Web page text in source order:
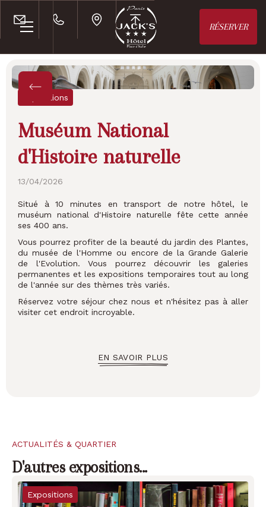
RÉSERVER
Expositions
Muséum National
d'Histoire naturelle
13/04/2026
Situé à 10 minutes en transport de notre hôtel, le
muséum national d'Histoire naturelle fête cette année
ses 400 ans.
Vous pourrez profiter de la beauté du jardin des Plantes,
du musée de l'Homme ou encore de la Grande Galerie
de l'Evolution. Vous pourrez découvrir les galeries
permanentes et les expositions temporaires tout au long
de l'année sur des thèmes très variés.
Réservez votre séjour chez nous et n'hésitez pas à aller
visiter cet endroit incroyable.
EN SAVOIR PLUS
ACTUALITÉS & QUARTIER
D'autres expositions...
Expositions